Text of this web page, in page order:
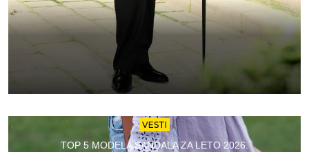
VESTI
TOP 5 MODELA SANDALA ZA LETO 2026.